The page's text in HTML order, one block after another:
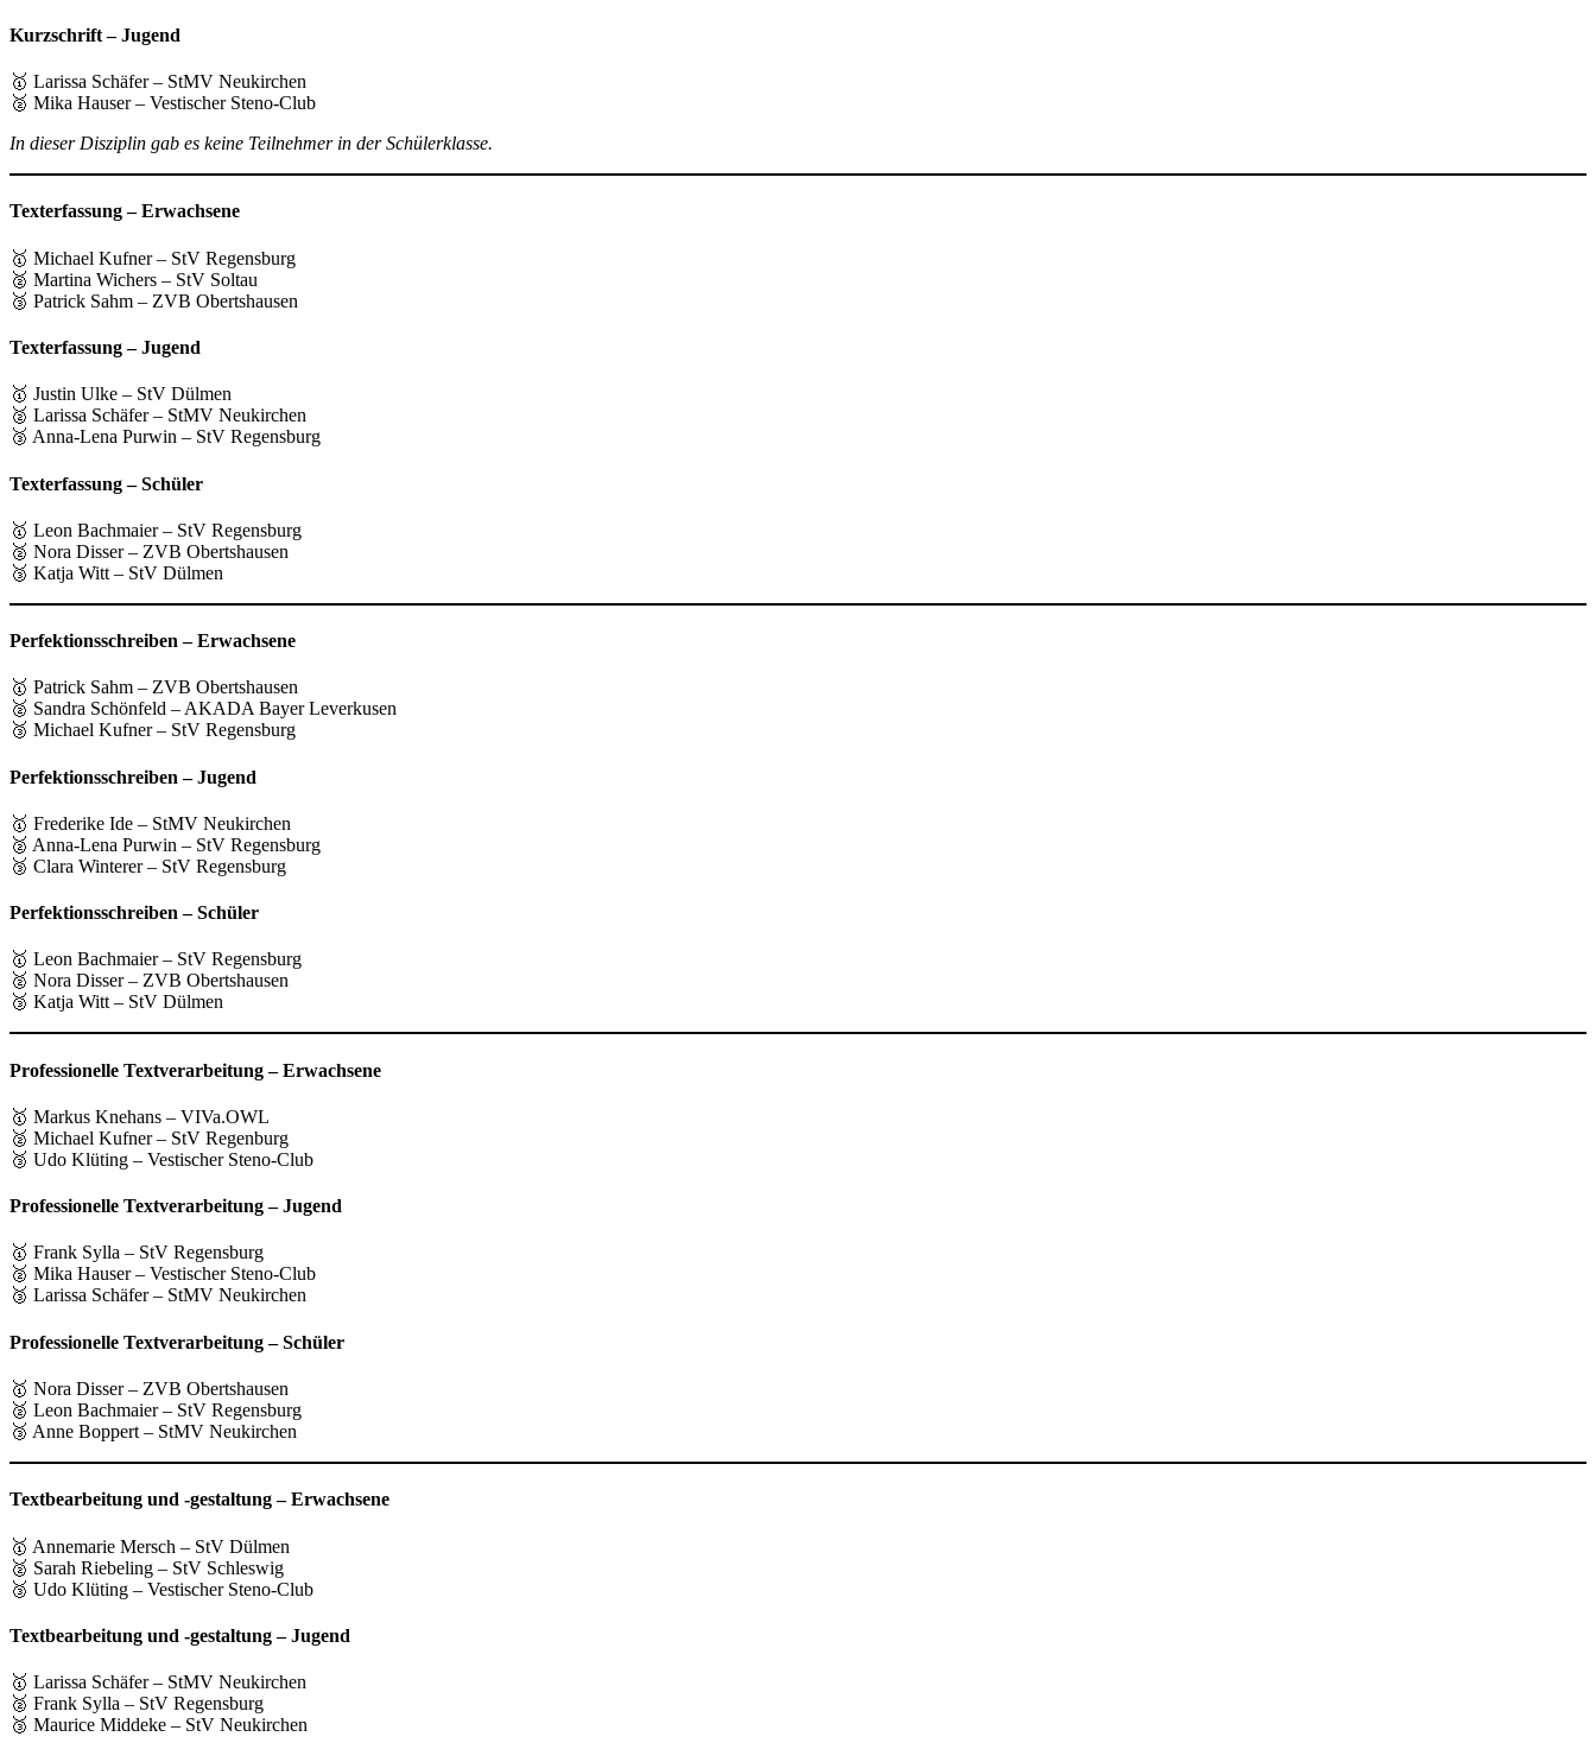
Kurzschrift – Jugend
🥇 Larissa Schäfer – StMV Neukirchen
🥈 Mika Hauser – Vestischer Steno-Club
In dieser Disziplin gab es keine Teilnehmer in der Schülerklasse.
Texterfassung – Erwachsene
🥇 Michael Kufner – StV Regensburg
🥈 Martina Wichers – StV Soltau
🥉 Patrick Sahm – ZVB Obertshausen
Texterfassung – Jugend
🥇 Justin Ulke – StV Dülmen
🥈 Larissa Schäfer – StMV Neukirchen
🥉 Anna-Lena Purwin – StV Regensburg
Texterfassung – Schüler
🥇 Leon Bachmaier – StV Regensburg
🥈 Nora Disser – ZVB Obertshausen
🥉 Katja Witt – StV Dülmen
Perfektionsschreiben – Erwachsene
🥇 Patrick Sahm – ZVB Obertshausen
🥈 Sandra Schönfeld – AKADA Bayer Leverkusen
🥉 Michael Kufner – StV Regensburg
Perfektionsschreiben – Jugend
🥇 Frederike Ide – StMV Neukirchen
🥈 Anna-Lena Purwin – StV Regensburg
🥉 Clara Winterer – StV Regensburg
Perfektionsschreiben – Schüler
🥇 Leon Bachmaier – StV Regensburg
🥈 Nora Disser – ZVB Obertshausen
🥉 Katja Witt – StV Dülmen
Professionelle Textverarbeitung – Erwachsene
🥇 Markus Knehans – VIVa.OWL
🥈 Michael Kufner – StV Regenburg
🥉 Udo Klüting – Vestischer Steno-Club
Professionelle Textverarbeitung – Jugend
🥇 Frank Sylla – StV Regensburg
🥈 Mika Hauser – Vestischer Steno-Club
🥉 Larissa Schäfer – StMV Neukirchen
Professionelle Textverarbeitung – Schüler
🥇 Nora Disser – ZVB Obertshausen
🥈 Leon Bachmaier – StV Regensburg
🥉 Anne Boppert – StMV Neukirchen
Textbearbeitung und -gestaltung – Erwachsene
🥇 Annemarie Mersch – StV Dülmen
🥈 Sarah Riebeling – StV Schleswig
🥉 Udo Klüting – Vestischer Steno-Club
Textbearbeitung und -gestaltung – Jugend
🥇 Larissa Schäfer – StMV Neukirchen
🥈 Frank Sylla – StV Regensburg
🥉 Maurice Middeke – StV Neukirchen